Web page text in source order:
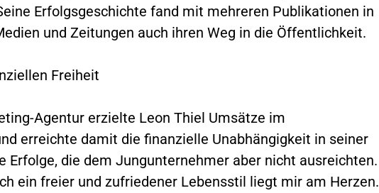
Erfolgsgeschichte fand mit mehreren Publikationen in
und Zeitungen auch ihren Weg in die Öffentlichkeit.
Freiheit
Agentur erzielte Leon Thiel Umsätze im
erreichte damit die finanzielle Unabhängigkeit in seiner
Erfolge, die dem Jungunternehmer aber nicht ausreichten.
ein freier und zufriedener Lebensstil liegt mir am Herzen.